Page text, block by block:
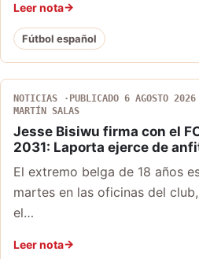
Leer nota
Fútbol español
NOTICIAS PUBLICADO 6 AGOSTO 2026
MARTÍN SALAS
Jesse Bisiwu firma con el
2031: Laporta ejerce de
El extremo belga de 18 años
martes en las oficinas del
el…
Leer nota